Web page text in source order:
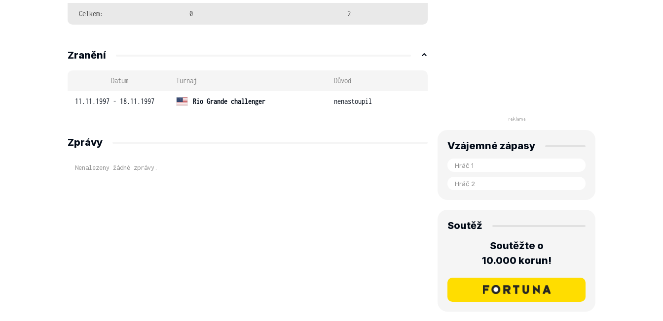
Celkem: 0 2
Zranění
Datum Turnaj Důvod
11.11.1997 - 18.11.1997 Rio Grande challenger nenastoupil
Zprávy
Nenalezeny žádné zprávy.
Vzájemné zápasy
Soutěž
Soutěžte o
10.000 korun!